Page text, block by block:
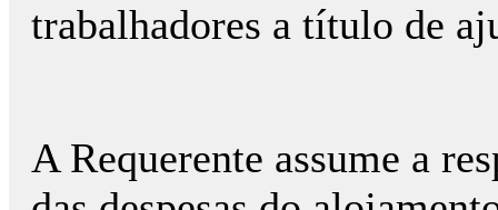
trabalhadores a título de
A Requerente assume a